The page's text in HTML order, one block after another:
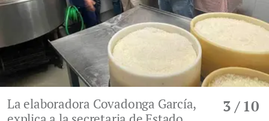
3 / 10
La elaboradora Covadonga García,